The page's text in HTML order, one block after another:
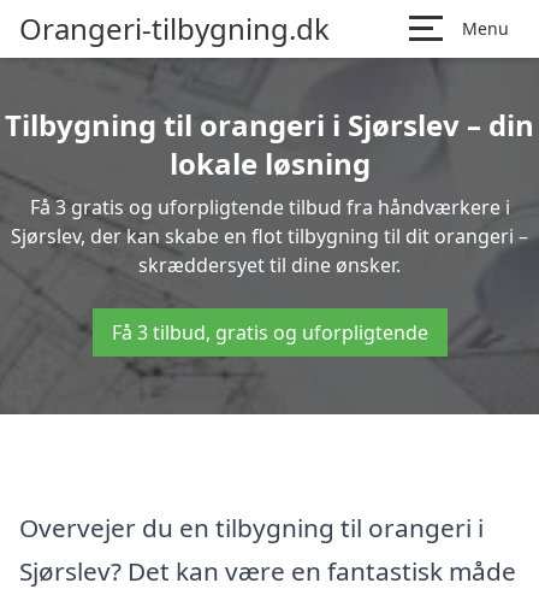
Orangeri-tilbygning.dk Menu
Tilbygning til orangeri i Sjørslev – din
lokale løsning
Få 3 gratis og uforpligtende tilbud fra håndværkere i
Sjørslev, der kan skabe en flot tilbygning til dit orangeri –
skræddersyet til dine ønsker.
Få 3 tilbud, gratis og uforpligtende
Overvejer du en tilbygning til orangeri i
Sjørslev? Det kan være en fantastisk måde